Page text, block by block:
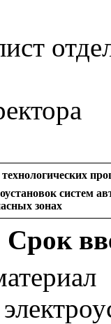
систем
зонах
Срок